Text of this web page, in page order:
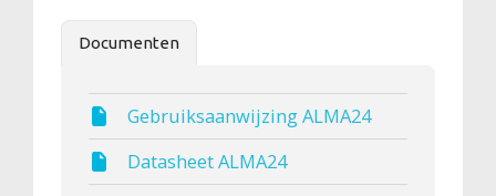
Documenten
Gebruiksaanwijzing ALMA24
Datasheet ALMA24